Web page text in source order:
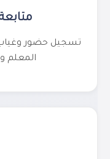
تسجيل حضور
المعلم